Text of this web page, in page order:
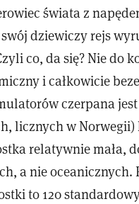
świata z
dziewiczy rejs
co, da się? Nie do
i całkowicie
czerpana
licznych w Norwegii)
relatywnie mała,
a nie oceanicznych.
to 120